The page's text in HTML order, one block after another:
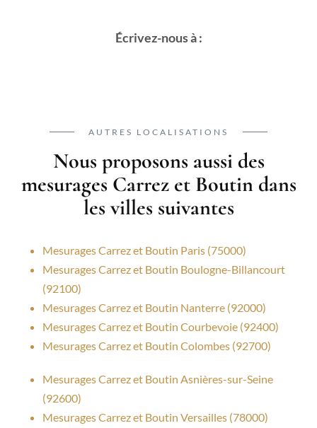
Écrivez-nous à :
AUTRES LOCALISATIONS
Nous proposons aussi des
mesurages Carrez et Boutin dans
les villes suivantes
Mesurages Carrez et Boutin Paris (75000)
Mesurages Carrez et Boutin Boulogne-Billancourt
(92100)
Mesurages Carrez et Boutin Nanterre (92000)
Mesurages Carrez et Boutin Courbevoie (92400)
Mesurages Carrez et Boutin Colombes (92700)
Mesurages Carrez et Boutin Asnières-sur-Seine
(92600)
Mesurages Carrez et Boutin Versailles (78000)